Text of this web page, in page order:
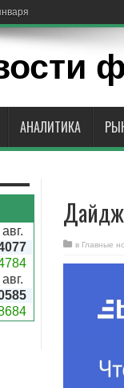
АНАЛИТИКА
в Главные